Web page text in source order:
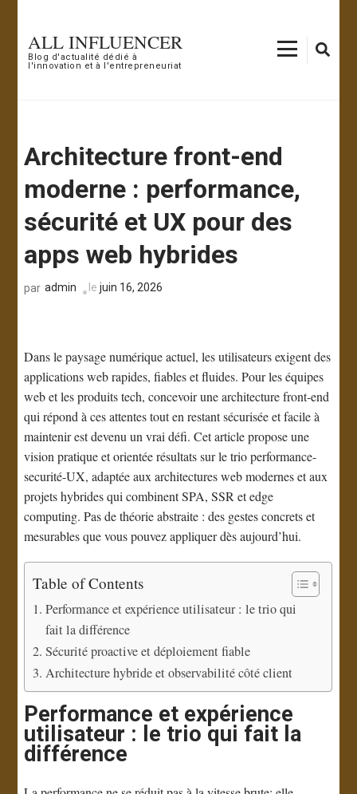
contenu
(Pressez
ALL INFLUENCER
Blog d'actualité dédié à
l'innovation et à l'entrepreneuriat
Architecture front-end
moderne : performance,
sécurité et UX pour des
apps web hybrides
par admin lejuin 16, 2026
Dans le paysage numérique actuel, les utilisateurs exigent des
applications web rapides, fiables et fluides. Pour les équipes
web et les produits tech, concevoir une architecture front-end
qui répond à ces attentes tout en restant sécurisée et facile à
maintenir est devenu un vrai défi. Cet article propose une
vision pratique et orientée résultats sur le trio performance-
securité-UX, adaptée aux architectures web modernes et aux
projets hybrides qui combinent SPA, SSR et edge
computing. Pas de théorie abstraite : des gestes concrets et
mesurables que vous pouvez appliquer dès aujourd’hui.
Table of Contents
Performance et expérience utilisateur : le trio qui
fait la différence
Sécurité proactive et déploiement fiable
Architecture hybride et observabilité côté client
Performance et expérience
utilisateur : le trio qui fait la
différence